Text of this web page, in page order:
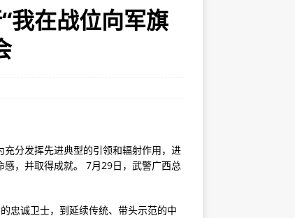
我在战位向军旗
充分发挥先进典型的引领和辐射作用，进
，并取得成就。 7月29日，武警广西总
忠诚卫士，到延续传统、带头示范的中